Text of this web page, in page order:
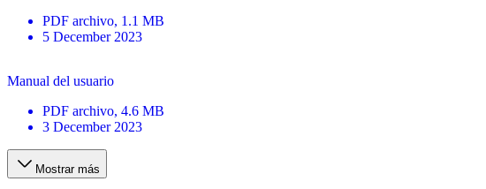
PDF archivo, 1.1 MB
5 December 2023
Manual del usuario
PDF archivo, 4.6 MB
3 December 2023
Mostrar más